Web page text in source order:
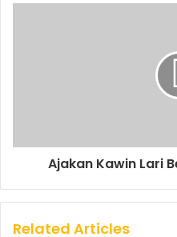
Ajakan Kawin Lari
Related Articles